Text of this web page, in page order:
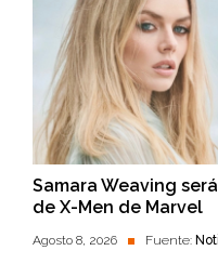
Samara Weaving
de X-Men de Marvel
Agosto 8, 2026 Fuente: